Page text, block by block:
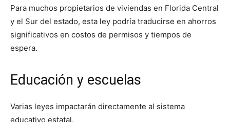
Para muchos propietarios de viviendas en Florida Central
y el Sur del estado, esta ley podría traducirse en ahorros
significativos en costos de permisos y tiempos de
espera.
Educación y escuelas
Varias leyes impactarán directamente al sistema
educativo estatal.